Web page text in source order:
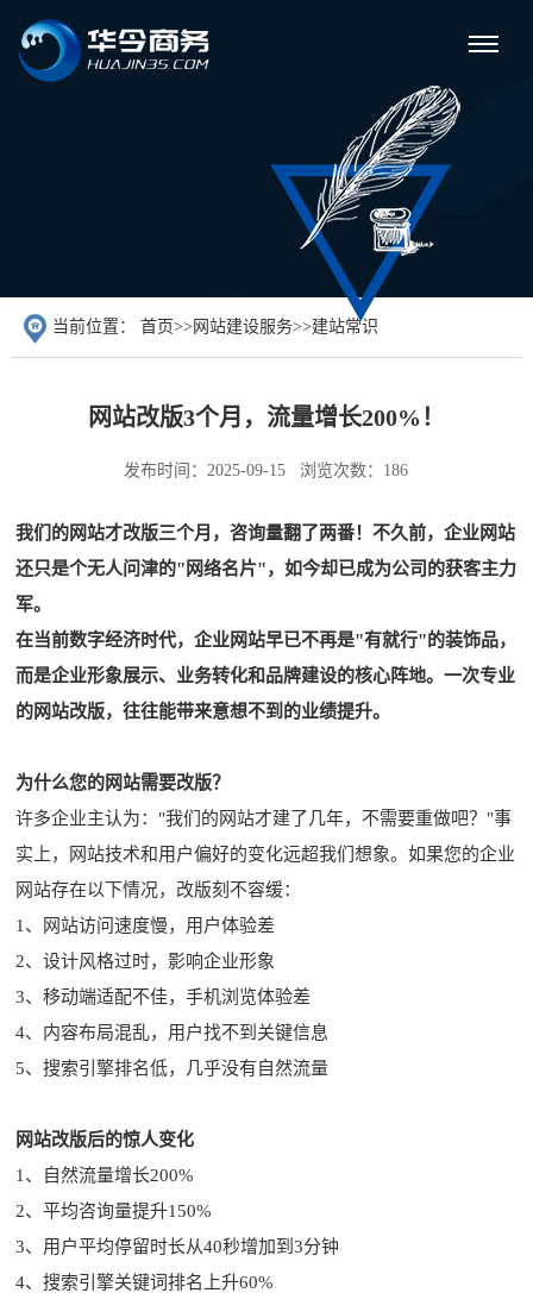
当前位置： 首页>> 网站建设服务>>建站常识
网站改版3个月，流量增长200%！
发布时间：2025-09-15 浏览次数：186
我们的网站才改版三个月，咨询量翻了两番！不久前，企业网站
还只是个无人问津的"网络名片"，如今却已成为公司的获客主力
军。
在当前数字经济时代，企业网站早已不再是"有就行"的装饰品，
而是企业形象展示、业务转化和品牌建设的核心阵地。一次专业
的网站改版，往往能带来意想不到的业绩提升。
为什么您的网站需要改版？
许多企业主认为："我们的网站才建了几年，不需要重做吧？"事
实上，网站技术和用户偏好的变化远超我们想象。如果您的企业
网站存在以下情况，改版刻不容缓：
1、网站访问速度慢，用户体验差
2、设计风格过时，影响企业形象
3、移动端适配不佳，手机浏览体验差
4、内容布局混乱，用户找不到关键信息
5、搜索引擎排名低，几乎没有自然流量
网站改版后的惊人变化
1、自然流量增长200%
2、平均咨询量提升150%
3、用户平均停留时长从40秒增加到3分钟
4、搜索引擎关键词排名上升60%